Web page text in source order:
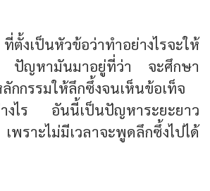
ตั้งเป็นหัวข้อว่าทำอย่างไรจะให้
นี้ ปัญหามันมาอยู่ที่ว่า จะศึกษา
กกรรมให้ลึกซึ้งจนเห็นข้อเท็จ
างไร อันนี้เป็นปัญหาระยะยาว
ราะไม่มีเวลาจะพูดลึกซึ้งไปได้